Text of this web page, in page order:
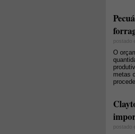
postado
O
metas
postado